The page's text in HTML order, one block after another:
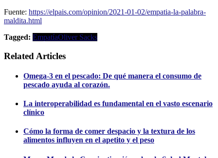
Fuente: https://elpais.com/opinion/2021-01-02/empatia-la-palabra-
maldita.html
Tagged: EmpatíaOliver Sacks
Related Articles
Omega-3 en el pescado: De qué manera el consumo de
pescado ayuda al corazón.
La interoperabilidad es fundamental en el vasto escenario
clínico
Cómo la forma de comer despacio y la textura de los
alimentos influyen en el apetito y el peso